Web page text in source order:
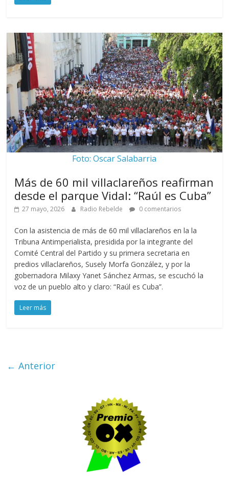
Foto: Oscar Salabarria
Más de 60 mil villaclareños reafirman
desde el parque Vidal: “Raúl es Cuba”
27 mayo, 2026 Radio Rebelde 0 comentarios
Con la asistencia de más de 60 mil villaclareños en la la
Tribuna Antimperialista, presidida por la integrante del
Comité Central del Partido y su primera secretaria en
predios villaclareños, Susely Morfa González, y por la
gobernadora Milaxy Yanet Sánchez Armas, se escuchó la
voz de un pueblo alto y claro: “Raúl es Cuba”.
Leer más
← Anterior